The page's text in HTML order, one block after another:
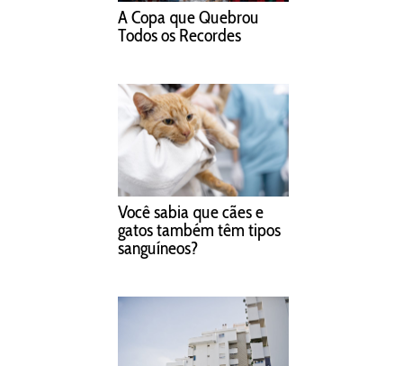
A Copa que Quebrou
Todos os Recordes
Você sabia que cães e
gatos também têm tipos
sanguíneos?